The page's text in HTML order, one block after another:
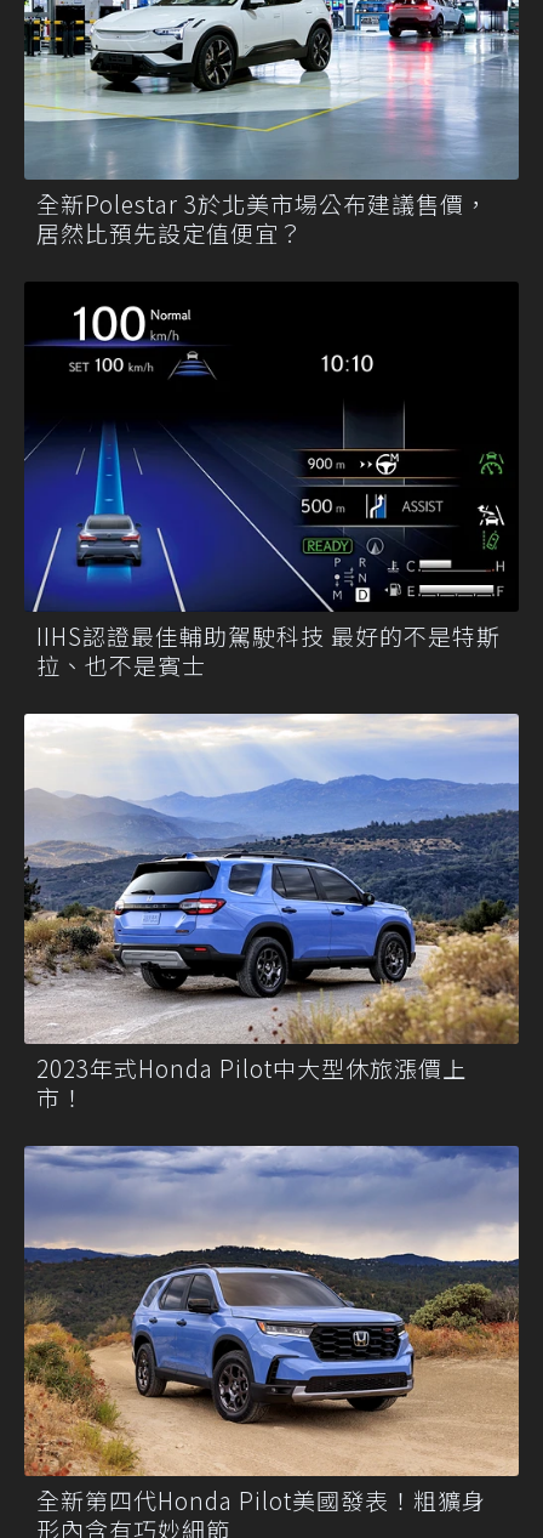
全新Polestar 3於北美市場公布建議售價，
居然比預先設定值便宜？
IIHS認證最佳輔助駕駛科技 最好的不是特斯
拉、也不是賓士
2023年式Honda Pilot中大型休旅漲價上
市！
全新第四代Honda Pilot美國發表！粗獷身
形內含有巧妙細節